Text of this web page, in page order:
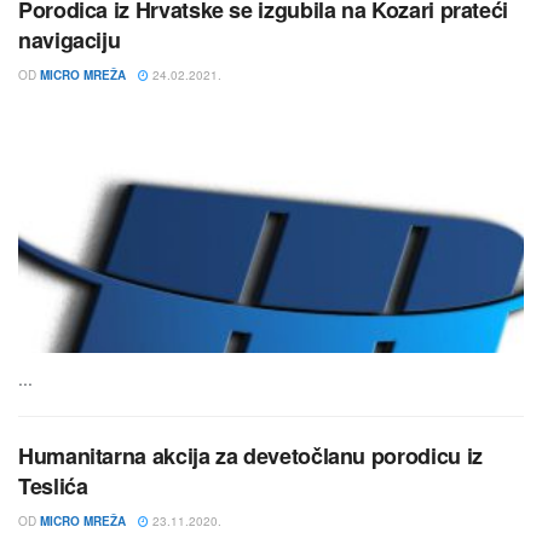
Porodica iz Hrvatske se izgubila na Kozari prateći
navigaciju
OD MICRO MREŽA 24.02.2021.
...
Humanitarna akcija za devetočlanu porodicu iz
Teslića
OD MICRO MREŽA 23.11.2020.